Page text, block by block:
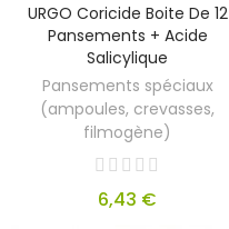
URGO Coricide Boite De 12
Pansements + Acide
Salicylique
Pansements spéciaux
(ampoules, crevasses,
filmogène)
6,43 €